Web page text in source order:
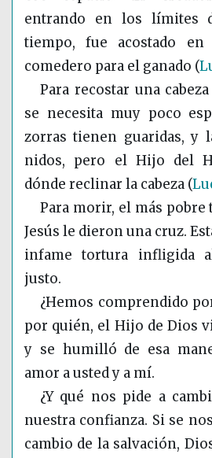
entrando en los límites
tiempo, fue acostado
comedero para el ganado (
Para recostar una
se necesita muy poco
zorras tienen guaridas, y
nidos, pero el Hijo del
dónde reclinar la cabeza (
Para morir, el más pobre
Jesús le dieron una cruz.
infame tortura infligida
justo.
¿Hemos comprendido
por quién, el Hijo de Dios
y se humilló de esa
amor a usted y a mí.
¿Y qué nos pide a
nuestra confianza. Si se
cambio de la salvación,